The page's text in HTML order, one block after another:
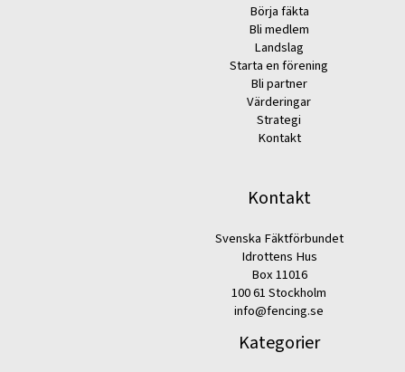
Börja fäkta
Bli medlem
Landslag
Starta en förening
Bli partner
Värderingar
Strategi
Kontakt
Kontakt
Svenska Fäktförbundet
Idrottens Hus
Box 11016
100 61 Stockholm
info@fencing.se
Kategorier